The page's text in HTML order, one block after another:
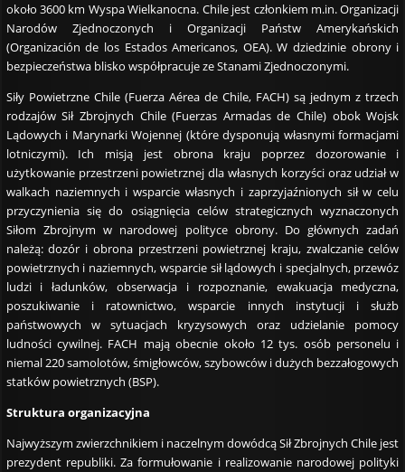
około 3600 km Wyspa Wielkanocna. Chile jest członkiem m.in. Organizacji
Narodów Zjednoczonych i Organizacji Państw Amerykańskich
(Organización de los Estados Americanos, OEA). W dziedzinie obrony i
bezpieczeństwa blisko współpracuje ze Stanami Zjednoczonymi.
Siły Powietrzne Chile (Fuerza Aérea de Chile, FACH) są jednym z trzech
rodzajów Sił Zbrojnych Chile (Fuerzas Armadas de Chile) obok Wojsk
Lądowych i Marynarki Wojennej (które dysponują własnymi formacjami
lotniczymi). Ich misją jest obrona kraju poprzez dozorowanie i
użytkowanie przestrzeni powietrznej dla własnych korzyści oraz udział w
walkach naziemnych i wsparcie własnych i zaprzyjaźnionych sił w celu
przyczynienia się do osiągnięcia celów strategicznych wyznaczonych
Siłom Zbrojnym w narodowej polityce obrony. Do głównych zadań
należą: dozór i obrona przestrzeni powietrznej kraju, zwalczanie celów
powietrznych i naziemnych, wsparcie sił lądowych i specjalnych, przewóz
ludzi i ładunków, obserwacja i rozpoznanie, ewakuacja medyczna,
poszukiwanie i ratownictwo, wsparcie innych instytucji i służb
państwowych w sytuacjach kryzysowych oraz udzielanie pomocy
ludności cywilnej. FACH mają obecnie około 12 tys. osób personelu i
niemal 220 samolotów, śmigłowców, szybowców i dużych bezzałogowych
statków powietrznych (BSP).
Struktura organizacyjna
Najwyższym zwierzchnikiem i naczelnym dowódcą Sił Zbrojnych Chile jest
prezydent republiki. Za formułowanie i realizowanie narodowej polityki